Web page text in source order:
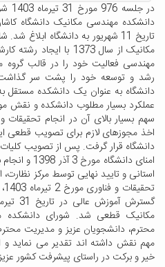
دانشکده مهندسی مکانیک دانشگاه
تاریخ 11 شهریور به دانشگاه
مکانیک از سال 1373 با
مهندسی فعالیت خود را در قالب گروه
دانشگاه به عنوان یک دانشکده مستقل
عملکرد بسیار مطلوب دانشکده و نقش
سهم بسیار بالای آن در انجام
اخذ مجوزهای لازم برای تصویب قطعی
دانشگاه قرار گرفت. پس از تصویب
امنای
استانی و تایید نهایی توسط مرکز
مکانیک قطعی شد. شورای دانشکده
محترم، دانشجویان عزیز و مدیریت
مهم نقش داشته اند تقدیر می نماید و
خیر و برکت در راستای پیشرفت کشور